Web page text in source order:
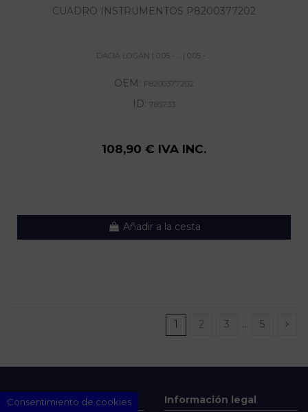
CUADRO INSTRUMENTOS P8200377202
DACIA LOGAN | 0.05 - ... | 0.05 - ...
OEM: P8200377202
ID: 785733
108,90 € IVA INC.
Añadir a la cesta
1 2 3 … 5
Contacto Información legal
Consentimiento de cookies